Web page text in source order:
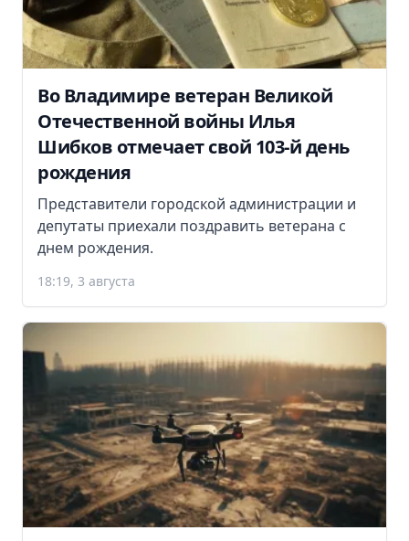
Во Владимире ветеран Великой
Отечественной войны Илья
Шибков отмечает свой 103-й день
рождения
Представители городской администрации и
депутаты приехали поздравить ветерана с
днем рождения.
18:19, 3 августа